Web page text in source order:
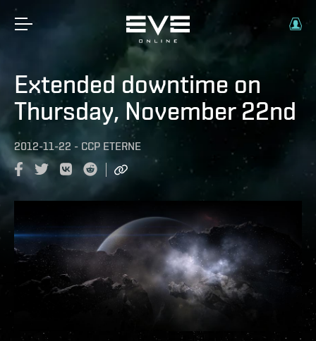
Extended downtime on
Thursday, November 22nd
2012-11-22 - CCP ETERNE